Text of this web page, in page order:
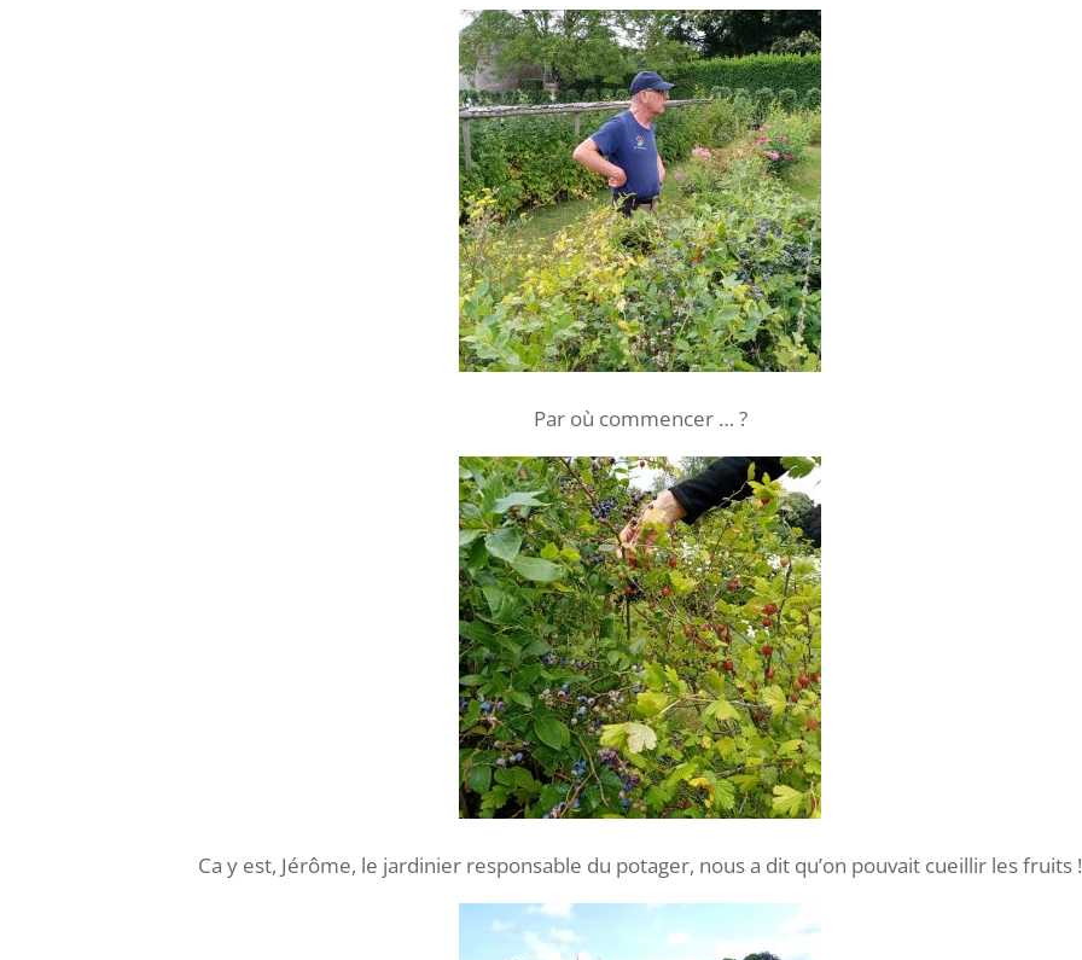
Par où commencer … ?
Ca y est, Jérôme, le jardinier responsable du potager, nous a dit qu’on pouvait cueillir les fruits !